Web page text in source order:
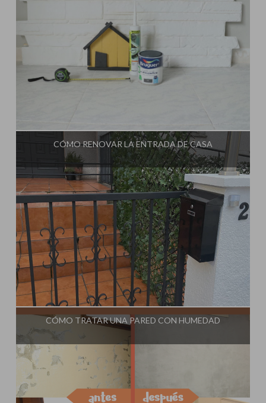
CÓMO RENOVAR LA ENTRADA DE CASA
Influencer:Steffido
CÓMO TRATAR UNA PARED CON HUMEDAD